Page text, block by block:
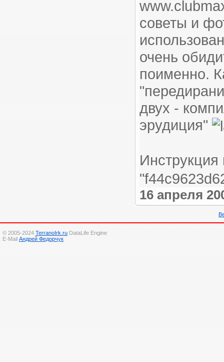
советы и
очень
поименно.
двух -
эрудиция"
16 апреля
© 2005-2024TerranoIrk.ruDataLife Engine
E-MailАндрей Федорчук